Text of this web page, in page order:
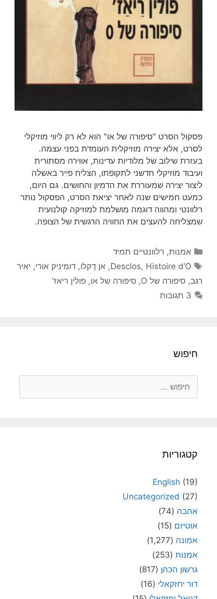
פסקול הסרט "סיפורה של או" הוא לא רק ליווי מוזיקלי
לסרט, אלא יצירה מוזיקלית העומדת בפני עצמה.
בעזרת שילוב של מלודיות עדינות, אווירה מסתורית
ועיבוד מוזיקלי חדשני לתקופתו, הצליח פייר באשלה
ליצור יצירה שמעוררת את הדמיון והחושים. גם היום,
כמעט חמישים שנה לאחר יציאת הסרט, הפסקול נותר
רלוונטי ומהווה דוגמה מושלמת למוזיקה קולנועית
שמצליחה להעצים את החוויה הרגשית של הצופה.
קטגוריות
אמנות, רלוונטיים תמיד
תגיות
Desclos, Histoire d’O
, אן דֶקלו,דומיניק אורי, יאיר
רגב, סיפורה של O , סיפורה של או, פולין ריאז'
3 תגובות
חיפוש
קטגוריות
English (19)
Uncategorized (27)
אהבה (74)
אוטיזם (15)
אמונה (1,277)
אמנות (253)
גרשון הכהן (817)
דור יחזקאלי (16)